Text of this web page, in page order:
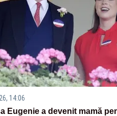
14:06
Eugenie a devenit mamă